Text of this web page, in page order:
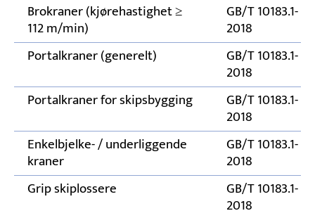
Brokraner (kjørehastighet ≥
112 m/min)
GB/T 10183.1-
2018
Portalkraner (generelt)
GB/T 10183.1-
2018
Portalkraner for skipsbygging
GB/T 10183.1-
2018
Enkelbjelke- / underliggende
kraner
GB/T 10183.1-
2018
Grip skiplossere
GB/T 10183.1-
2018